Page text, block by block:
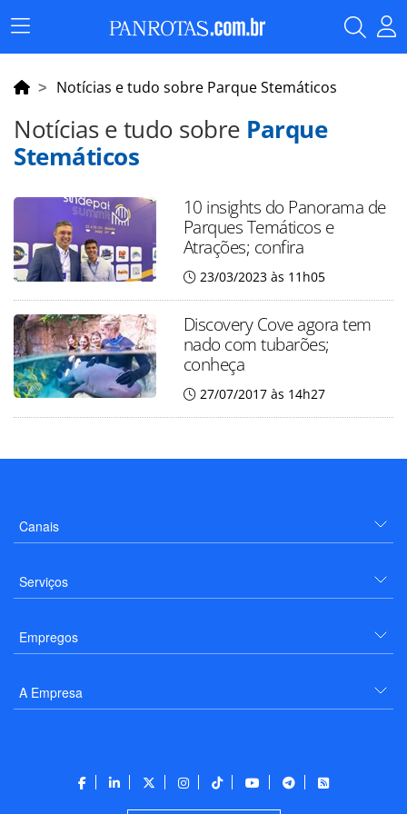
Menu
Principal
Notícias e tudo sobre Parque Stemáticos
Notícias e tudo sobre Parque
Stemáticos
10 insights do Panorama de
Parques Temáticos e
Atrações; confira
23/03/2023 às 11h05
Discovery Cove agora tem
nado com tubarões;
conheça
27/07/2017 às 14h27
Canais
Serviços
Empregos
A Empresa